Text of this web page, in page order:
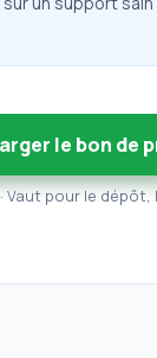
le bon de
· Vaut pour le